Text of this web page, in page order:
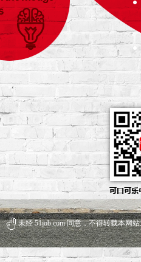
未经 51job.com 同意，不得转载本网